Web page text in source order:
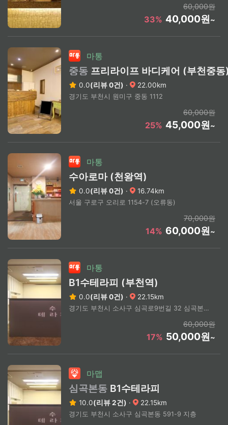
60,000원
33% 40,000원~
마통
중동 프리라이프 바디케어 (부천중
0.0(리뷰 0건) · 22.00km
경기도 부천시 원미구 중동 1112
60,000원
25% 45,000원~
마통
수아로마 (천왕역)
0.0(리뷰 0건) · 16.74km
서울 구로구 오리로 1154-7 (오류동)
70,000원
14% 60,000원~
마통
B1수테라피 (부천역)
0.0(리뷰 0건) · 22.15km
경기도 부천시 소사구 심곡로9번길 32 심곡본동 591-7 지층
60,000원
17% 50,000원~
마맵
심곡본동 B1수테라피
10.0(리뷰 2건) · 22.15km
경기도 부천시 소사구 심곡본동 591-9 지층